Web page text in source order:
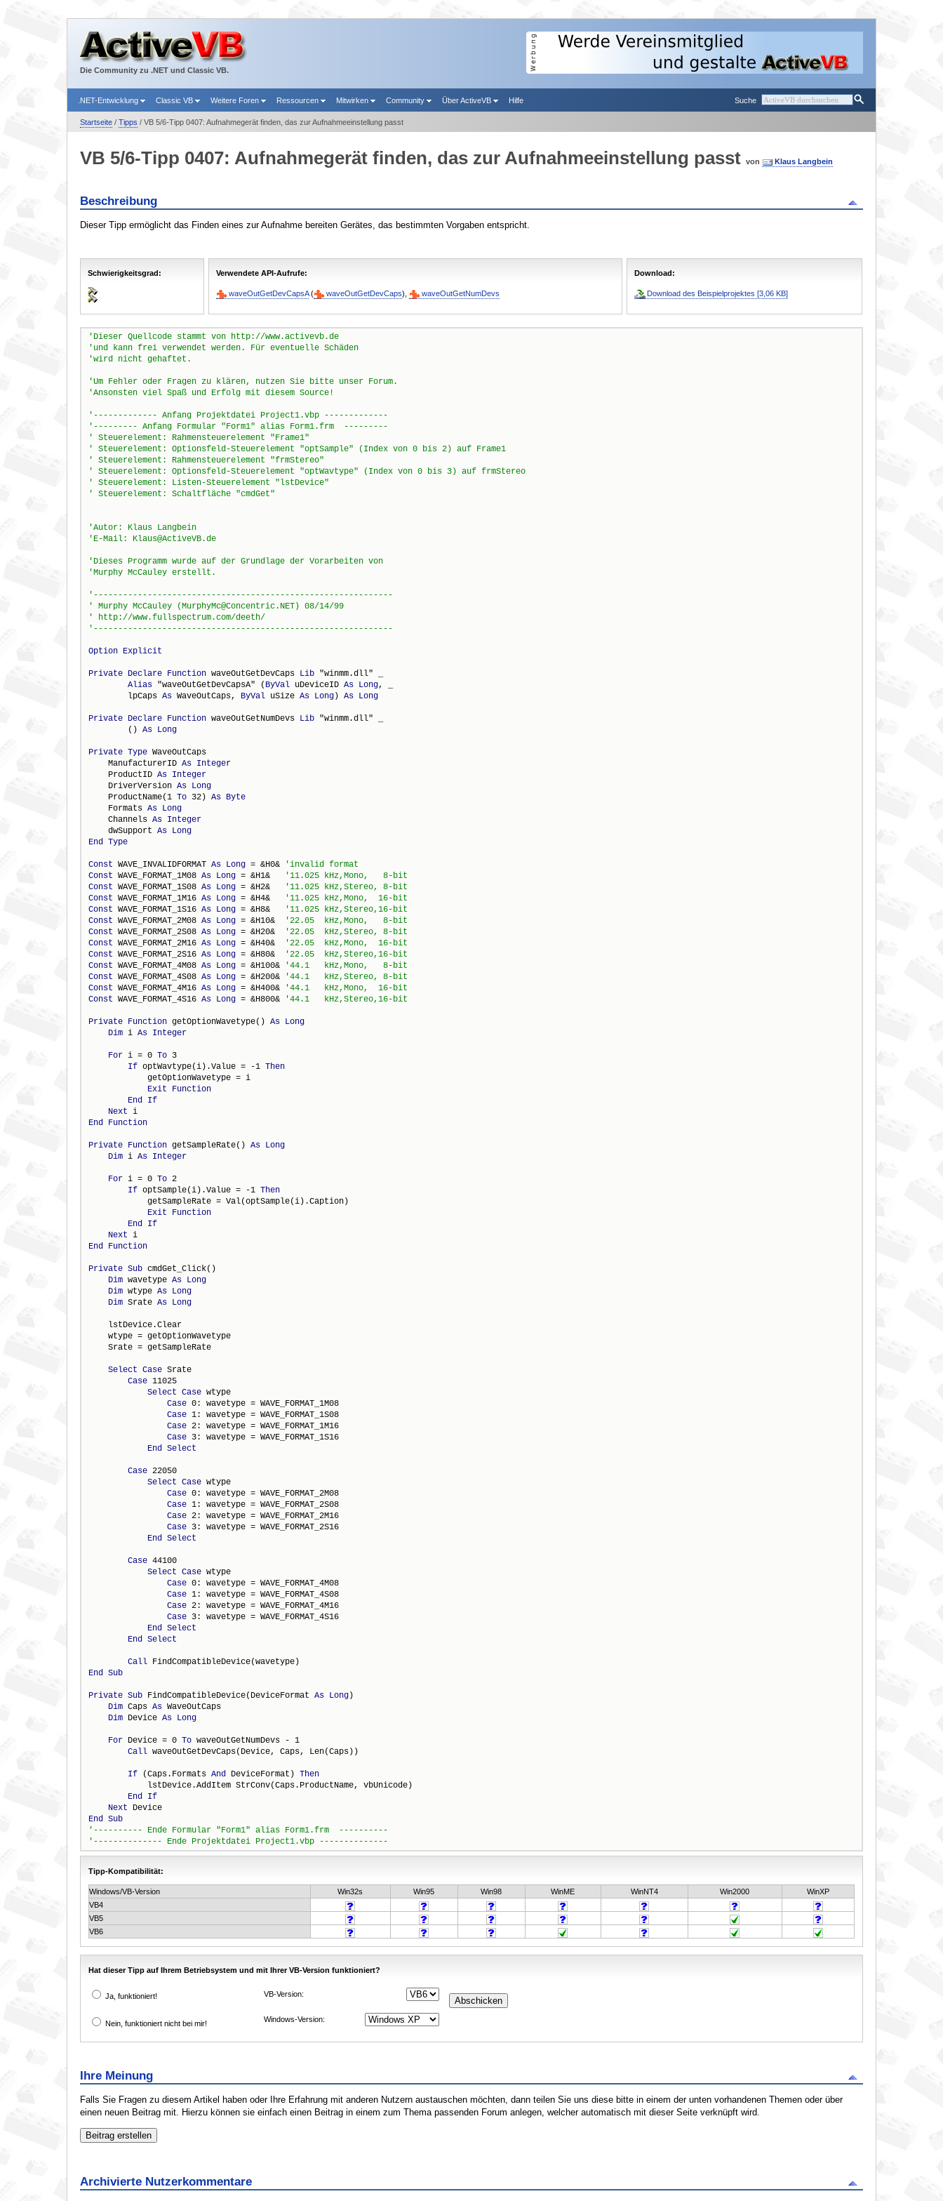
Die Community zu .NET und Classic VB.
Suche
.NET-Entwicklung Classic VB Weitere Foren Ressourcen Mitwirken Community Über ActiveVB Hilfe
Startseite/ Tipps / VB 5/6-Tipp 0407: Aufnahmegerät finden, das zur Aufnahmeeinstellung passt
VB 5/6-Tipp 0407: Aufnahmegerät finden, das zur Aufnahmeeinstellung passt von Klaus Langbein
Beschreibung
Dieser Tipp ermöglicht das Finden eines zur Aufnahme bereiten Gerätes, das bestimmten Vorgaben entspricht.
Schwierigkeitsgrad: Verwendete API-Aufrufe:
waveOutGetDevCapsA( waveOutGetDevCaps), waveOutGetNumDevs
Download:
Download des Beispielprojektes [3,06 KB]
'Dieser Quellcode stammt von http://www.activevb.de
'und kann frei verwendet werden. Für eventuelle Schäden
' Steuerelement: Optionsfeld-Steuerelement "optSample" (Index von 0 bis 2) auf Frame1
' Steuerelement: Optionsfeld-Steuerelement "optWavtype" (Index von 0 bis 3) auf frmStereo
'Autor: Klaus Langbein
'E-Mail: Klaus@ActiveVB.de
'Dieses Programm wurde auf der Grundlage der Vorarbeiten von
' Murphy McCauley (MurphyMc@Concentric.NET) 08/14/99
' http://www.fullspectrum.com/deeth/
Option Explicit
Private Declare Function waveOutGetDevCaps Lib "winmm.dll" _
Alias "waveOutGetDevCapsA" ( ByVal uDeviceID As Long, _
        lpCaps
As WaveOutCaps, ByVal uSize As Long) As Long
Private Declare Function waveOutGetNumDevs Lib "winmm.dll" _
        ()
As Long
Private Type WaveOutCaps
    ManufacturerID
As Integer
    ProductID
As Integer
    DriverVersion
As Long
    ProductName(1
To 32) As Byte
    Formats
As Long
    Channels
As Integer
    dwSupport
As Long
End Type
Const WAVE_INVALIDFORMAT As Long = &H0&
Const WAVE_FORMAT_1M08 As Long = &H1&
Const WAVE_FORMAT_1S08 As Long = &H2&
Const WAVE_FORMAT_1M16 As Long = &H4&
Const WAVE_FORMAT_1S16 As Long = &H8&
Const WAVE_FORMAT_2M08 As Long = &H10&
Const WAVE_FORMAT_2S08 As Long = &H20&
Const WAVE_FORMAT_2M16 As Long = &H40&
Const WAVE_FORMAT_2S16 As Long = &H80&
Const WAVE_FORMAT_4M08 As Long = &H100&
Const WAVE_FORMAT_4S08 As Long = &H200&
Const WAVE_FORMAT_4M16 As Long = &H400&
Const WAVE_FORMAT_4S16 As Long = &H800&
Private Function getOptionWavetype() As Long
Dim i As Integer
For i = 0 To 3
If optWavtype(i).Value = -1 Then
            getOptionWavetype = i
Exit
Function
End
If
Next
i
End
Function
Private Function getSampleRate() As Long
Dim i As Integer
For i = 0 To 2
If optSample(i).Value = -1 Then
            getSampleRate = Val(optSample(i).Caption)
Exit
Function
End
If
Next
i
End
Function
Private Sub cmdGet_Click()
Dim wavetype As Long
Dim wtype As Long
Dim Srate As Long
    lstDevice.Clear
    wtype = getOptionWavetype
    Srate = getSampleRate
Select Case Srate
Case 11025
Select Case wtype
Case 0: wavetype = WAVE_FORMAT_1M08
Case 1: wavetype = WAVE_FORMAT_1S08
Case 2: wavetype = WAVE_FORMAT_1M16
Case 3: wavetype = WAVE_FORMAT_1S16
End Select
Case 22050
Select Case wtype
Case 0: wavetype = WAVE_FORMAT_2M08
Case 1: wavetype = WAVE_FORMAT_2S08
Case 2: wavetype = WAVE_FORMAT_2M16
Case 3: wavetype = WAVE_FORMAT_2S16
End Select
Case 44100
Select Case wtype
Case 0: wavetype = WAVE_FORMAT_4M08
Case 1: wavetype = WAVE_FORMAT_4S08
Case 2: wavetype = WAVE_FORMAT_4M16
Case 3: wavetype = WAVE_FORMAT_4S16
End Select
End Select
Call
End Sub
Private Sub FindCompatibleDevice(DeviceFormat As Long)
Dim Caps As WaveOutCaps
Dim Device As Long
For Device = 0 To waveOutGetNumDevs - 1
Call waveOutGetDevCaps(Device, Caps, Len(Caps))
If (Caps.Formats And DeviceFormat) Then
            lstDevice.AddItem StrConv(Caps.ProductName, vbUnicode)
End
If
Next
Device
End Sub
Tipp-Kompatibilität:
Windows/VB-Version Win32s Win95 Win98 WinME WinNT4 Win2000
WinXP
VB4
VB5
VB6
Hat dieser Tipp auf Ihrem Betriebsystem und mit Ihrer VB-Version funktioniert?
Ja, funktioniert!
Nein, funktioniert nicht bei mir!
VB-Version:
Windows-Version:
Ihre Meinung
Falls Sie Fragen zu diesem Artikel haben oder Ihre Erfahrung mit anderen Nutzern austauschen möchten, dann teilen Sie uns diese bitte in einem der unten vorhandenen Themen oder über
einen neuen Beitrag mit. Hierzu können sie einfach einen Beitrag in einem zum Thema passenden Forum anlegen, welcher automatisch mit dieser Seite verknüpft wird.
Archivierte Nutzerkommentare